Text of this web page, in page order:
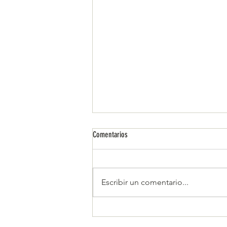
Comentarios
Escribir un comentario...